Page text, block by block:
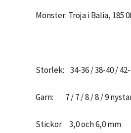
Mönster: Tröja i Balia, 185
Storlek: 34-36 / 38-40 / 42-
Garn: 7 / 7 / 8 / 8 / 9
Stickor 3,0 och 6,0 mm